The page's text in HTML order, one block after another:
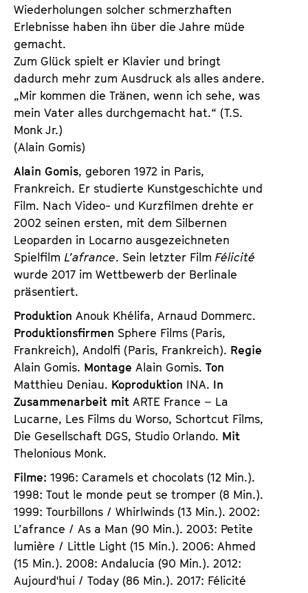
Wiederholungen solcher schmerzhaften
Erlebnisse haben ihn über die Jahre müde
gemacht.
Zum Glück spielt er Klavier und bringt
dadurch mehr zum Ausdruck als alles andere.
„Mir kommen die Tränen, wenn ich sehe, was
mein Vater alles durchgemacht hat.“ (T.S.
Monk Jr.)
(Alain Gomis)
Alain Gomis, geboren 1972 in Paris,
Frankreich. Er studierte Kunstgeschichte und
Film. Nach Video- und Kurzfilmen drehte er
2002 seinen ersten, mit dem Silbernen
Leoparden in Locarno ausgezeichneten
Spielfilm L’afrance. Sein letzter Film Félicité
wurde 2017 im Wettbewerb der Berlinale
präsentiert.
Produktion Anouk Khélifa, Arnaud Dommerc.
Produktionsfirmen Sphere Films (Paris,
Frankreich), Andolfi (Paris, Frankreich). Regie
Alain Gomis. Montage Alain Gomis. Ton
Matthieu Deniau. Koproduktion INA. In
Zusammenarbeit mit ARTE France – La
Lucarne, Les Films du Worso, Schortcut Films,
Die Gesellschaft DGS, Studio Orlando. Mit
Thelonious Monk.
Filme: 1996: Caramels et chocolats (12 Min.).
1998: Tout le monde peut se tromper (8 Min.).
1999: Tourbillons / Whirlwinds (13 Min.). 2002:
L’afrance / As a Man (90 Min.). 2003: Petite
lumière / Little Light (15 Min.). 2006: Ahmed
(15 Min.). 2008: Andalucia (90 Min.). 2012:
Aujourd'hui / Today (86 Min.). 2017: Félicité